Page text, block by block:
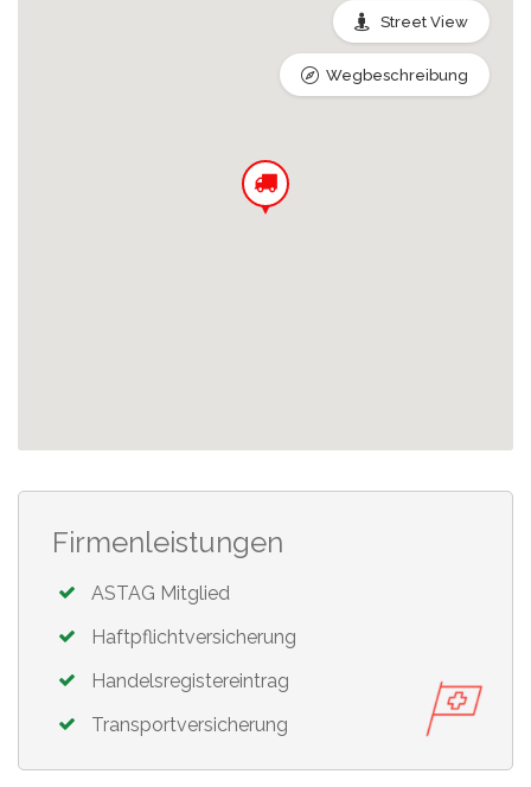
Street View
Wegbeschreibung
Firmenleistungen
ASTAG Mitglied
Haftpflichtversicherung
Handelsregistereintrag
Transportversicherung